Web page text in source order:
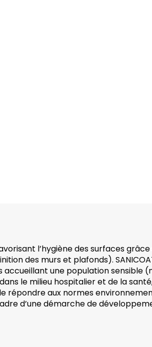
l’hygiène des surfaces
des murs et plafonds).
accueillant une population sensible
le milieu hospitalier et de la
répondre aux normes
d’une démarche de